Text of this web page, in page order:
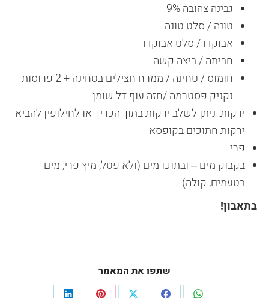
גבינה צהובה 9%
טונה / סלט טונה
אבוקדו / סלט אבוקדו
חביתה / ביצה קשה
חומוס / טחינה / ממרח חצילים בטחינה + 2 פרוסות
נקניק פסטרמה /חזה עוף דל שומן
ירקות: ניתן לשלב ירקות בתוך הכריך או לחילופין להביא
ירקות חתוכים בקופסא
פרי
בקבוק מים – ובתוכו מים (ולא פטל, מיץ פרי, מים
בטעמים, קולה)
בתאבון!
שתפו את המאמר